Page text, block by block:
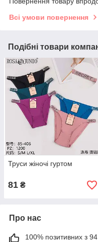
Всі умови повернення
Подібні товари
Труси жіночі гуртом
81 ₴
Про нас
100% позитивних з 94